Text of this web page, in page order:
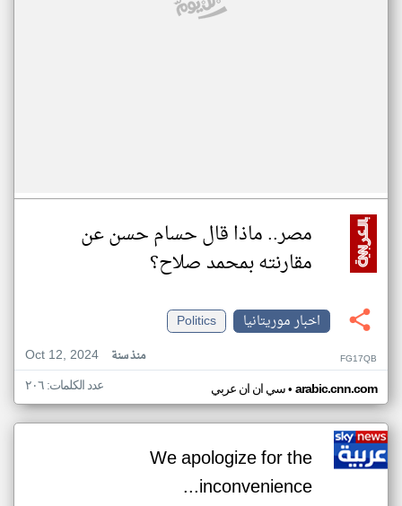
مصر.. ماذا قال حسام حسن عن
مقارنته بمحمد صلاح؟
اخبار موريتانيا
Politics
Oct 12, 2024
منذ سنة FG17QB
سي ان ان عربي• arabic.cnn.com عدد الكلمات: ٢٠٦
We apologize for the
inconvenience...